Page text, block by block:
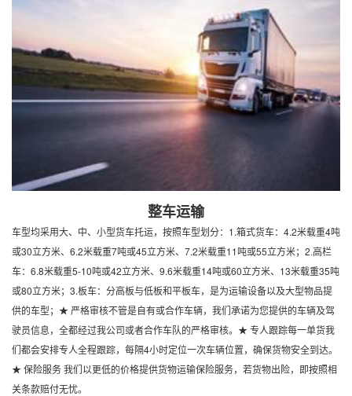
整车运输
车型均采用大、中、小型货车托运，按照车型划分：1.箱式货车：4.2米载重4吨
或30立方米、6.2米载重7吨或45立方米、7.2米载重11吨或55立方米；2.高栏
车：6.8米载重5-10吨或42立方米、9.6米载重14吨或60立方米、13米载重35吨
或80立方米；3.板车：分高板与低板和平板车，是为运输设备以及大型物品提
供的车型；★ 严格审核不管是自有或合作车辆，我们承诺为您提供的车辆及驾
驶员信息，全都经过我公司或者合作车队的严格审核。★ 专人跟踪每一单货我
们都会安排专人全程跟踪，每隔4小时定位一次车辆位置，确保货物安全到达。
★ 保险服务 我们以更低的价格提供货物运输保险服务，若货物出险，即按照相
关条款赔付无忧。